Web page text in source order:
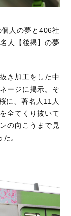
人の夢と406社
人【後掲】の夢
き加工をした中
ージに掲示。そ
に、著名人11人
全てくり抜いて
の向こうまで見
。